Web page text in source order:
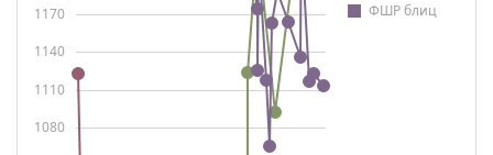
ФШР блиц
1080
1110
1140
1170